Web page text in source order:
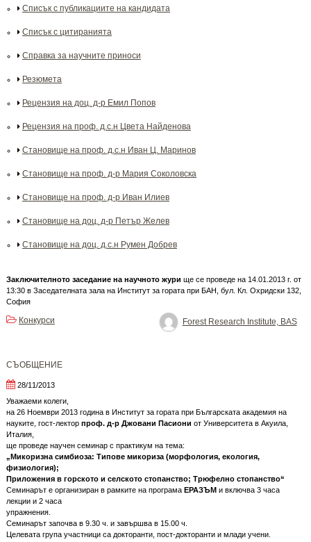
Списък с публикациите на кандидата
Списък с цитиранията
Справка за научните приноси
Резюмета
Рецензия на доц. д-р Емил Попов
Рецензия на проф. д.с.н Цвета Найденова
Становище на проф. д.с.н Иван Ц. Маринов
Становище на проф. д-р Мария Соколовска
Становище на проф. д-р Иван Илиев
Становище на доц. д-р Петър Желев
Становище на доц. д.с.н Румен Добрев
Заключителното заседание на научното жури ще се проведе на 14.01.2013 г. от
13:30 в Заседателната зала на Институт за гората при БАН, бул. Кл. Охридски 132,
София
Forest Research Institute, BAS
Конкурси
СЪОБЩЕНИЕ
28/11/2013
Уважаеми колеги,
на 26 Ноември 2013 година в Институт за гората при Българската академия на
науките, гост-лектор проф. д-р Джовани Пасиони от Университета в Акуила,
Италия,
ще проведе научен семинар с практикум на тема:
„Микоризна симбиоза: Типове микориза (морфология, екология,
физиология);
Приложения в горското и селското стопанство; Трюфелно стопанство“
Семинарът е организиран в рамките на програма ЕРАЗЪМи включва 3 часа
лекции и 2 часа
упражнения.
Семинарът започва в 9.30 ч. и завършва в 15.00 ч.
Целевата група участници са докторанти, пост-докторанти и млади учени.